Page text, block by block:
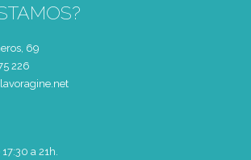
69
226‬
a 21h.